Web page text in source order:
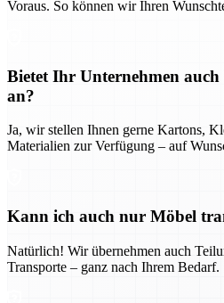
Voraus. So können wir Ihren
Bietet Ihr Unternehmen
an?
Ja, wir stellen Ihnen gerne Kartons,
Materialien zur Verfügung – auf
Kann ich auch nur Möbel
Natürlich! Wir übernehmen auch
Transporte – ganz nach Ihrem Bedarf.